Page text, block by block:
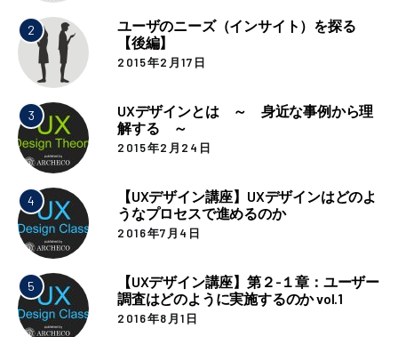
2
ユーザのニーズ（インサイト）を探る
【後編】
2015年2月17日
3
UXデザインとは ～ 身近な事例から理
解する ～
2015年2月24日
4
【UXデザイン講座】UXデザインはどのよ
うなプロセスで進めるのか
2016年7月4日
5
【UXデザイン講座】第２-１章：ユーザー
調査はどのように実施するのか vol.1
2016年8月1日